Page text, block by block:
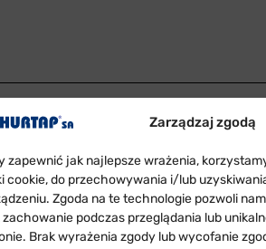
Zarządzaj zgodą
zapewnić jak najlepsze wrażenia,
cookie, do przechowywania i/lub
Zgoda na te technologie pozwoli
zachowanie podczas przeglądania lub
Brak wyrażenia zgody lub wycofanie
Poznańskich ogłoszono
Klub Profesjonalnych
m.in.: Wicemarszałek
Helena Pietraszkiewiczoraz